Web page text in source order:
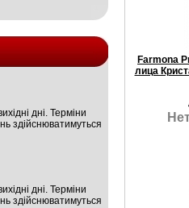
дні. Терміни
здійснюватимуться
дні. Терміни
здійснюватимуться
Farmona
лица